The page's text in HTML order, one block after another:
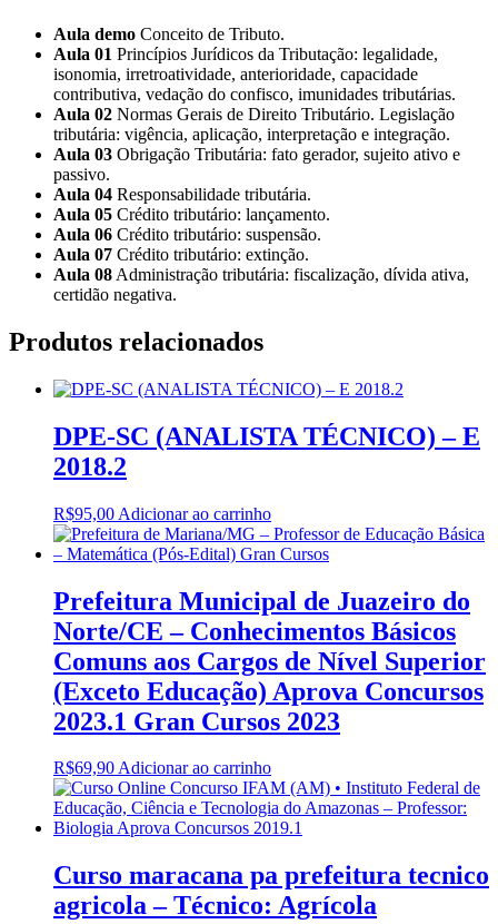
Aula demo Conceito de Tributo.
Aula 01 Princípios Jurídicos da Tributação: legalidade,
isonomia, irretroatividade, anterioridade, capacidade
contributiva, vedação do confisco, imunidades tributárias.
Aula 02 Normas Gerais de Direito Tributário. Legislação
tributária: vigência, aplicação, interpretação e integração.
Aula 03 Obrigação Tributária: fato gerador, sujeito ativo e
passivo.
Aula 04 Responsabilidade tributária.
Aula 05 Crédito tributário: lançamento.
Aula 06 Crédito tributário: suspensão.
Aula 07 Crédito tributário: extinção.
Aula 08 Administração tributária: fiscalização, dívida ativa,
certidão negativa.
Produtos relacionados
DPE-SC (ANALISTA TÉCNICO) – E
2018.2
R$95,00 Adicionar ao carrinho
Prefeitura Municipal de Juazeiro do
Norte/CE – Conhecimentos Básicos
Comuns aos Cargos de Nível Superior
(Exceto Educação) Aprova Concursos
2023.1 Gran Cursos 2023
R$69,90Adicionar ao carrinho
Curso maracana pa prefeitura tecnico
agricola – Técnico: Agrícola